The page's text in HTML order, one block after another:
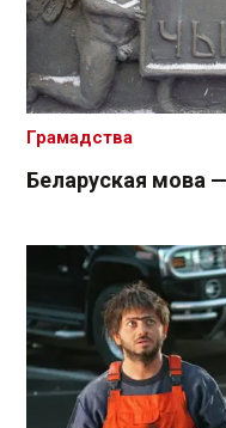
Беларуская мова
Грамадства